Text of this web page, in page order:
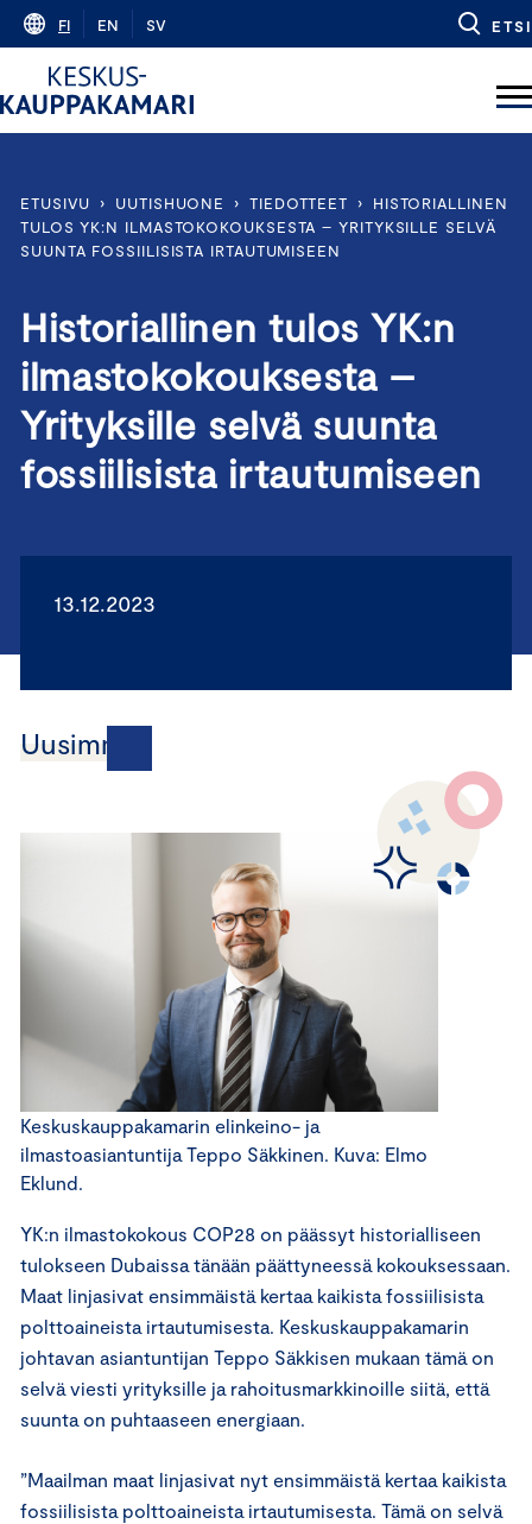
Skip
content
FI EN SV ETSI
ETUSIVU › UUTISHUONE › TIEDOTTEET ›
HISTORIALLINEN
TULOS YK:N ILMASTOKOKOUKSESTA – YRITYKSILLE SELVÄ
SUUNTA FOSSIILISISTA IRTAUTUMISEEN
Historiallinen tulos YK:n
ilmastokokouksesta –
Yrityksille selvä suunta
fossiilisista irtautumiseen
13.12.2023
Uusimmat
Keskuskauppakamarin elinkeino- ja
ilmastoasiantuntija Teppo Säkkinen. Kuva: Elmo
Eklund.
YK:n ilmastokokous COP28 on päässyt historialliseen
tulokseen Dubaissa tänään päättyneessä kokouksessaan.
Maat linjasivat ensimmäistä kertaa kaikista fossiilisista
polttoaineista irtautumisesta. Keskuskauppakamarin
johtavan asiantuntijan Teppo Säkkisen mukaan tämä on
selvä viesti yrityksille ja rahoitusmarkkinoille siitä, että
suunta on puhtaaseen energiaan.
”Maailman maat linjasivat nyt ensimmäistä kertaa kaikista
fossiilisista polttoaineista irtautumisesta. Tämä on selvä